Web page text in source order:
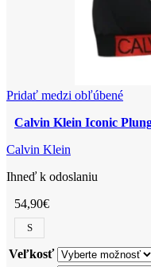
Pridať medzi obľúbené
Calvin Klein Iconic
Calvin Klein
Ihneď k odoslaniu
54,90€
S
Veľkosť